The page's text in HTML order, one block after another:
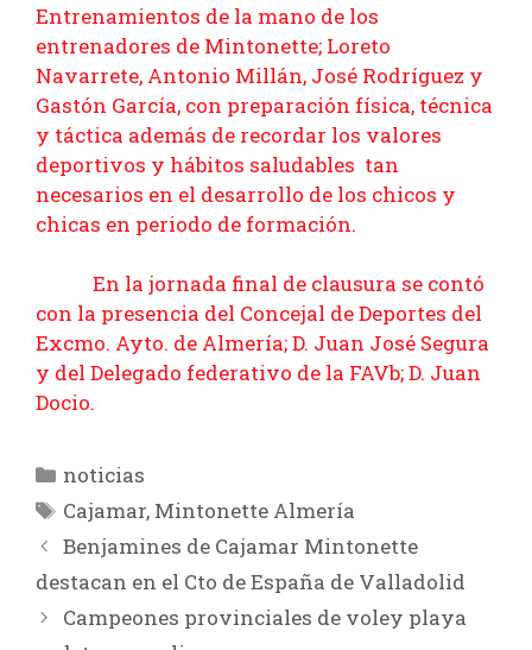
Entrenamientos de la mano de los
entrenadores de Mintonette; Loreto
Navarrete, Antonio Millán, José Rodríguez y
Gastón García, con preparación física, técnica
y táctica además de recordar los valores
deportivos y hábitos saludables tan
necesarios en el desarrollo de los chicos y
chicas en periodo de formación.
En la jornada final de clausura se contó
con la presencia del Concejal de Deportes del
Excmo. Ayto. de Almería; D. Juan José Segura
y del Delegado federativo de la FAVb; D. Juan
Docio.
Categorías
noticias
Etiquetas
Cajamar, Mintonette Almería
Benjamines de Cajamar Mintonette
destacan en el Cto de España de Valladolid
Campeones provinciales de voley playa